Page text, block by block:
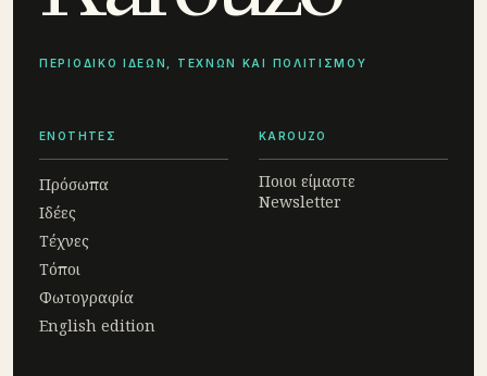
ΠΕΡΙΟΔΙΚΟ ΙΔΕΩΝ, ΤΕΧΝΩΝ ΚΑΙ ΠΟΛΙΤΙΣΜΟΥ
ΕΝΟΤΗΤΕΣ
Πρόσωπα
Ιδέες
Τέχνες
Τόποι
Φωτογραφία
English edition
KAROUZO
Ποιοι είμαστε
Newsletter